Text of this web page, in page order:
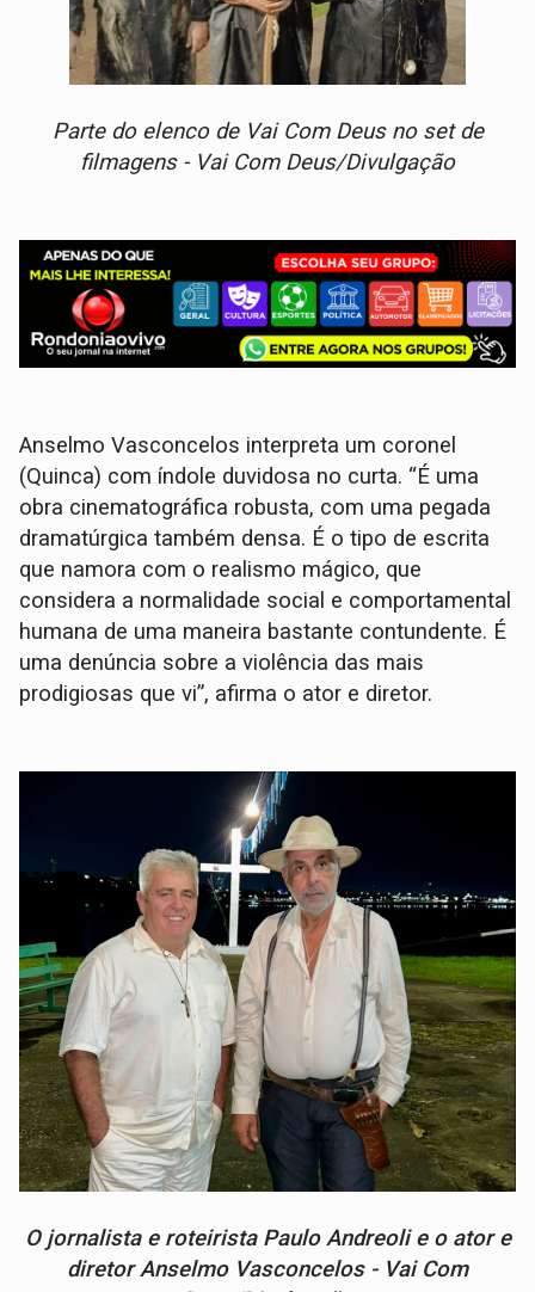
Parte do elenco de Vai Com Deus no set de
filmagens - Vai Com Deus/Divulgação
Anselmo Vasconcelos interpreta um coronel
(Quinca) com índole duvidosa no curta. “É uma
obra cinematográfica robusta, com uma pegada
dramatúrgica também densa. É o tipo de escrita
que namora com o realismo mágico, que
considera a normalidade social e comportamental
humana de uma maneira bastante contundente. É
uma denúncia sobre a violência das mais
prodigiosas que vi”, afirma o ator e diretor.
O jornalista e roteirista Paulo Andreoli e o ator e
diretor Anselmo Vasconcelos - Vai Com